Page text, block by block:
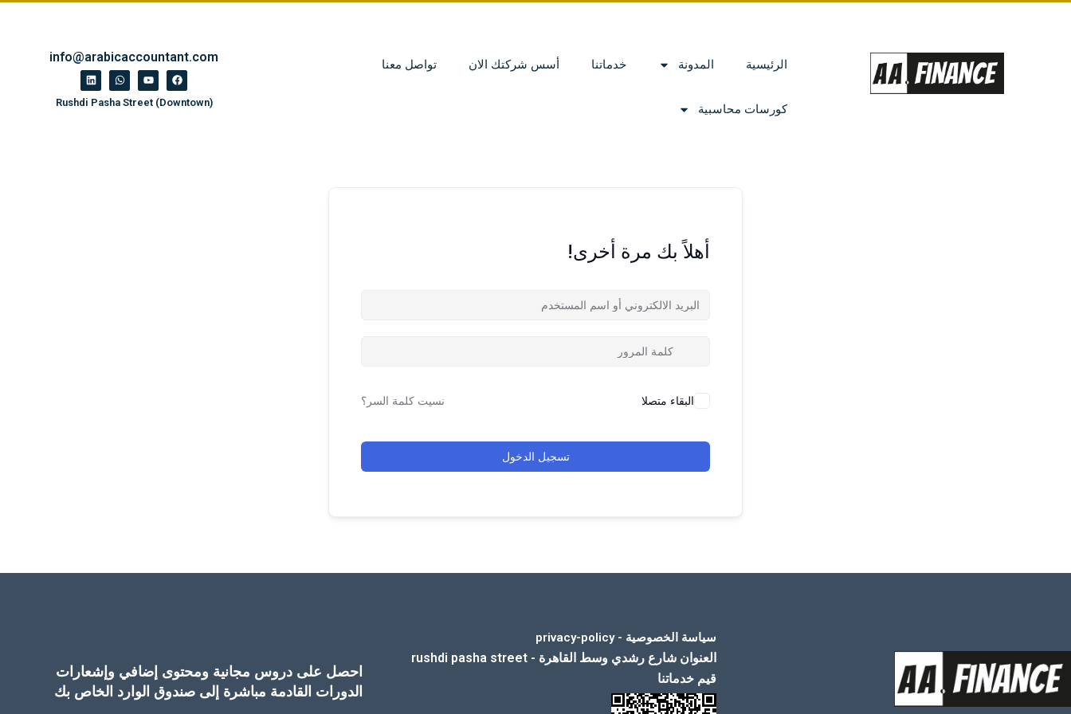
الرئيسية المدونة خدماتنا أسس شركتك الان تواصل معنا
كورسات محاسبية
info@arabicaccountant.com
Rushdi Pasha Street (Downtown)
أهلاً بك مرة أخرى!
البقاء متصلا نسيت كلمة السر؟
تسجيل الدخول
سياسة الخصوصية - privacy-policy
العنوان شارع رشدي وسط القاهرة - rushdi pasha street
قيم خدماتنا
احصل على دروس مجانية ومحتوى إضافي وإشعارات
الدورات القادمة مباشرة إلى صندوق الوارد الخاص بك